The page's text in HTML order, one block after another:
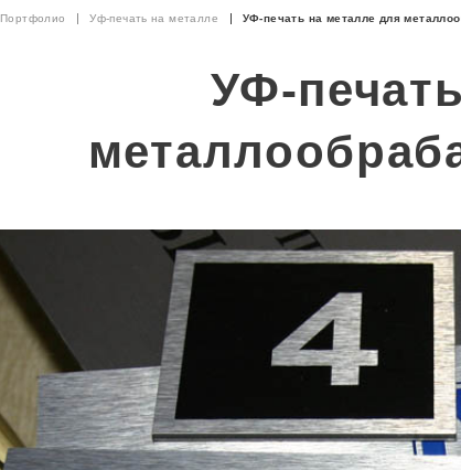
Портфолио Уф-печать на металле УФ-печать на металле для
УФ-